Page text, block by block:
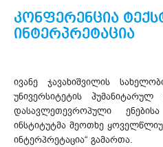
კონფერენცია
ინტერპრეტაცია
ივანე ჯავახიშვილის
უნივერსიტეტის
დასავლეთევროპული
ინსტიტუტმა მეოთხე
ინტერპრეტაცია“ გამართა.